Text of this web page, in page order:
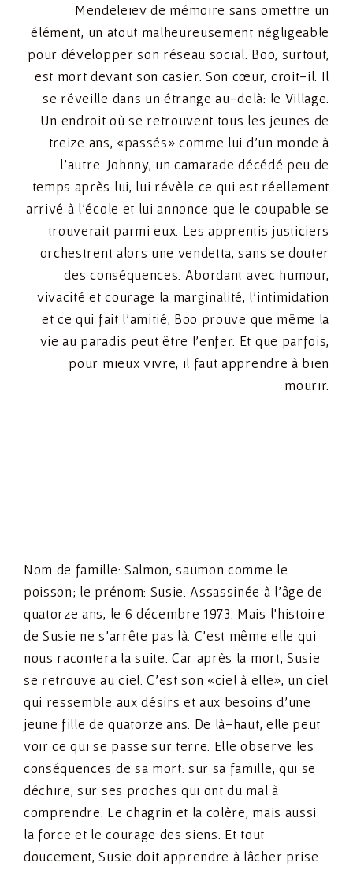
Mendeleïev de mémoire sans omettre un
élément, un atout malheureusement négligeable
pour développer son réseau social. Boo, surtout,
est mort devant son casier. Son cœur, croit-il. Il
se réveille dans un étrange au-delà: le Village.
Un endroit où se retrouvent tous les jeunes de
treize ans, «passés» comme lui d’un monde à
l’autre. Johnny, un camarade décédé peu de
temps après lui, lui révèle ce qui est réellement
arrivé à l’école et lui annonce que le coupable se
trouverait parmi eux. Les apprentis justiciers
orchestrent alors une vendetta, sans se douter
des conséquences. Abordant avec humour,
vivacité et courage la marginalité, l’intimidation
et ce qui fait l’amitié, Boo prouve que même la
vie au paradis peut être l’enfer. Et que parfois,
pour mieux vivre, il faut apprendre à bien
mourir.
Nom de famille: Salmon, saumon comme le
poisson; le prénom: Susie. Assassinée à l’âge de
quatorze ans, le 6 décembre 1973. Mais l’histoire
de Susie ne s’arrête pas là. C’est même elle qui
nous racontera la suite. Car après la mort, Susie
se retrouve au ciel. C’est son «ciel à elle», un ciel
qui ressemble aux désirs et aux besoins d’une
jeune fille de quatorze ans. De là-haut, elle peut
voir ce qui se passe sur terre. Elle observe les
conséquences de sa mort: sur sa famille, qui se
déchire, sur ses proches qui ont du mal à
comprendre. Le chagrin et la colère, mais aussi
la force et le courage des siens. Et tout
doucement, Susie doit apprendre à lâcher prise